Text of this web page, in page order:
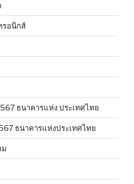
รอนิกส์
ธนาคารแห่ง ประเทศไทย
ธนาคารแห่งประเทศไทย
ม